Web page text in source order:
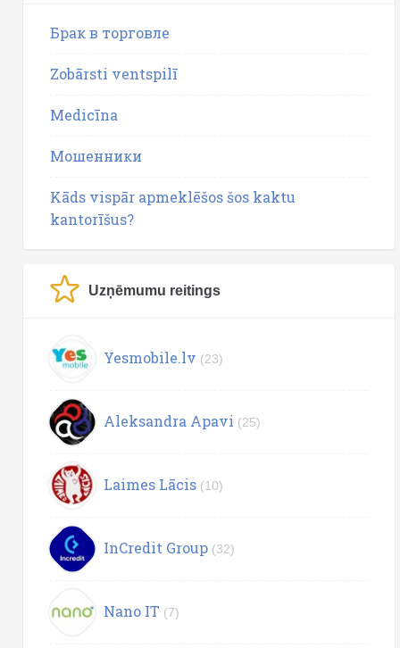
Брак в торговле
Zobārsti ventspilī
Medicīna
Мошенники
Kāds vispār apmeklēšos šos kaktu
kantorīšus?
Uzņēmumu reitings
Yesmobile.lv (23)
Aleksandra Apavi (25)
Laimes Lācis (10)
InCredit Group (32)
Nano IT (7)